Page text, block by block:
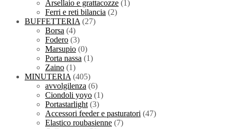
Arsellaio e grattacozze (1)
Ferri e reti bilancia (2)
BUFFETTERIA (27)
Borsa (4)
Fodero (3)
Marsupio (0)
Porta nassa (1)
Zaino (1)
MINUTERIA (405)
avvolgilenza (6)
Ciondoli yoyo (1)
Portastarlight (3)
Accessori feeder e pasturatori (47)
Elastico roubasienne (7)